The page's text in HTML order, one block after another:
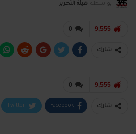
بواسطة هيئة التحرير
0 9,555
شارك
0 9,555
شارك Facebook
Twitter